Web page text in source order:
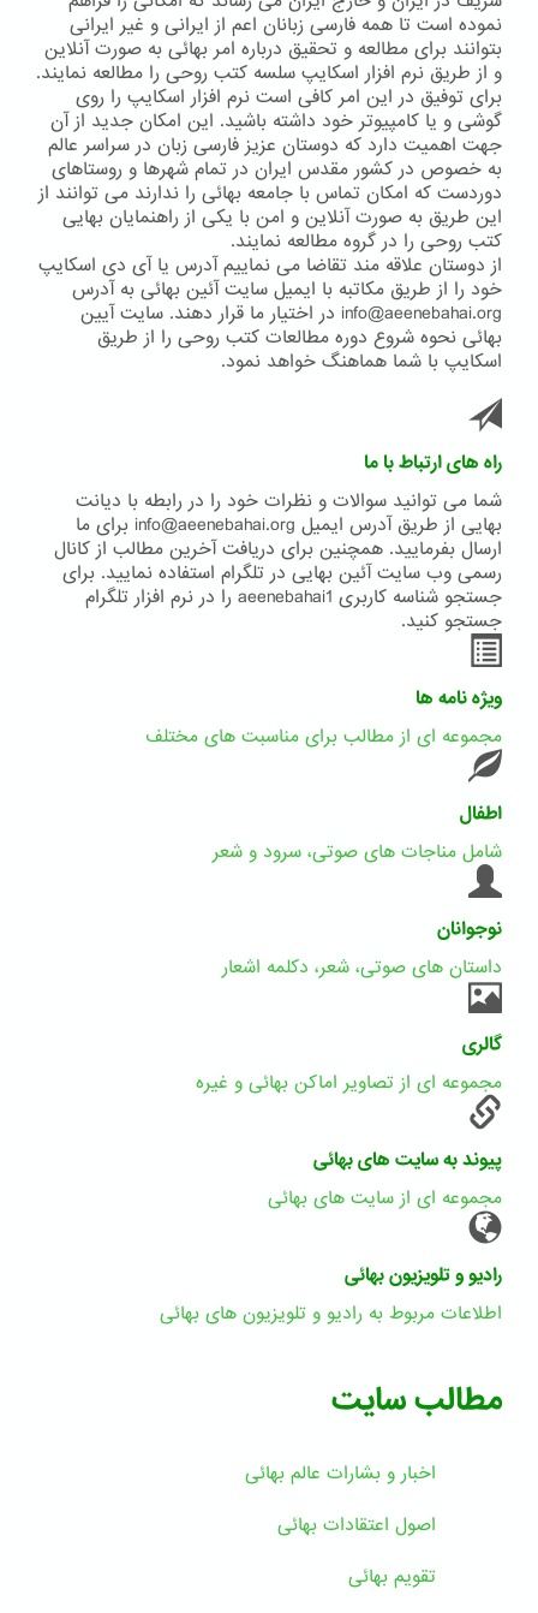
نموده است تا همه فارسی زبانان اعم از ایرانی و غیر ایرانی
بتوانند برای مطالعه و تحقیق درباره امر بهائی به صورت آنلاین
و از طریق نرم افزار اسکایپ سلسه کتب روحی را مطالعه نمایند.
برای توفیق در این امر کافی است نرم افزار اسکایپ را روی
گوشی و یا کامپیوتر خود داشته باشید. این امکان جدید از آن
جهت اهمیت دارد که دوستان عزیز فارسی زبان در سراسر عالم
به خصوص در کشور مقدس ایران در تمام شهرها و روستاهای
دوردست که امکان تماس با جامعه بهائی را ندارند می توانند از
این طریق به صورت آنلاین و امن با یکی از راهنمایان بهایی
کتب روحی را در گروه مطالعه نمایند.
از دوستان علاقه مند تقاضا می نماییم آدرس یا آی دی اسکایپ
خود را از طریق مکاتبه با ایمیل سایت آئین بهائی به آدرس
info@aeenebahai.org در اختیار ما قرار دهند. سایت آیین
بهائی نحوه شروع دوره مطالعات کتب روحی را از طریق
اسکایپ با شما هماهنگ خواهد نمود.
راه های ارتباط با ما
شما می توانید سوالات و نظرات خود را در رابطه با دیانت
بهایی از طریق آدرس ایمیل info@aeenebahai.org برای ما
ارسال بفرمایید. همچنین برای دریافت آخرین مطالب از کانال
رسمی وب سایت آئین بهایی در تلگرام استفاده نمایید. برای
جستجو شناسه کاربری aeenebahai1 را در نرم افزار تلگرام
جستجو کنید.
ویژه نامه ها
مجموعه ای از مطالب برای مناسبت های مختلف
اطفال
شامل مناجات های صوتی، سرود و شعر
نوجوانان
داستان های صوتی، شعر، دکلمه اشعار
گالری
مجموعه ای از تصاویر اماکن بهائی و غیره
پیوند به سایت های بهائی
مجموعه ای از سایت های بهائی
رادیو و تلویزیون بهائی
اطلاعات مربوط به رادیو و تلویزیون های بهائی
مطالب سایت
اخبار و بشارات عالم بهائى
اصول اعتقادات بهائی
تقویم بهائی